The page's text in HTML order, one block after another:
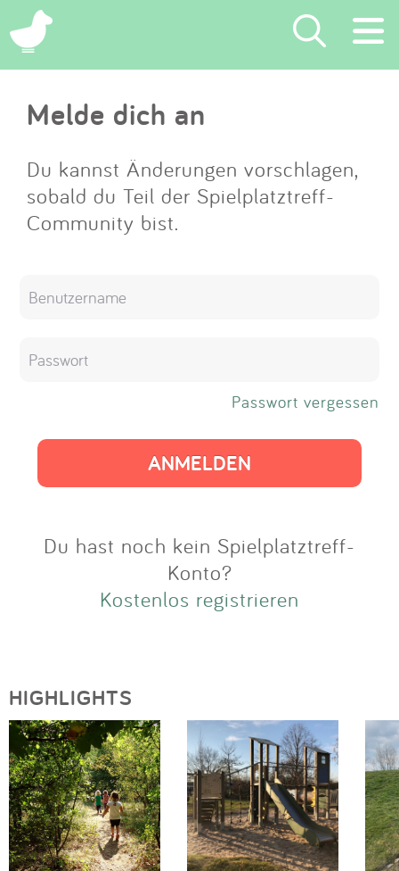
×
Suchen
Eintragen
App
Impressum
Anmelden
Melde dich an
Du kannst Änderungen vorschlagen,
sobald du Teil der Spielplatztreff-
Community bist.
Passwort vergessen
Du hast noch kein Spielplatztreff-
Konto?
Kostenlos registrieren
HIGHLIGHTS